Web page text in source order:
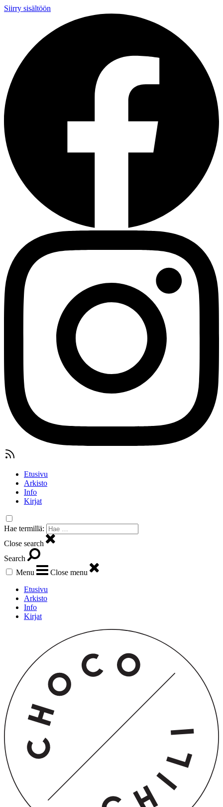
Siirry sisältöön
Etusivu
Arkisto
Info
Kirjat
Hae termillä:
Close search
Search
Menu
Close menu
Etusivu
Arkisto
Info
Kirjat